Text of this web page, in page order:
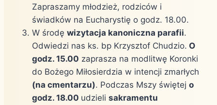
Zapraszamy młodzież, rodziców i
świadków na Eucharystię o godz. 18.00.
W środę wizytacja kanoniczna parafii.
Odwiedzi nas ks. bp Krzysztof Chudzio. O
godz. 15.00 zaprasza na modlitwę Koronki
do Bożego Miłosierdzia w intencji zmarłych
(na cmentarzu). Podczas Mszy świętej o
godz. 18.00 udzieli sakramentu